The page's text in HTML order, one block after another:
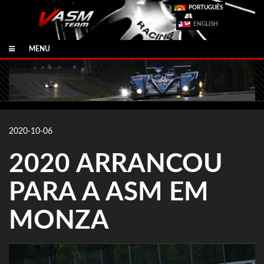
PORTUGUÊS
ENGLISH
MENU
2020-10-06
2020 ARRANCOU
PARA A ASM EM
MONZA